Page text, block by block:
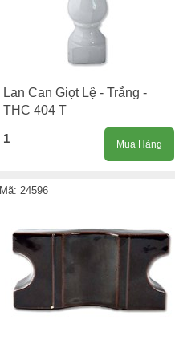
Lan Can Giọt Lệ - Trắng -
THC 404 T
1 Mua Hàng
Mã: 24596